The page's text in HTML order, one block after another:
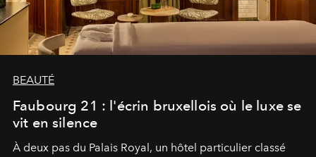
BEAUTÉ
Faubourg 21 : l'écrin bruxellois où le luxe se
vit en silence
À deux pas du Palais Royal, un hôtel particulier classé